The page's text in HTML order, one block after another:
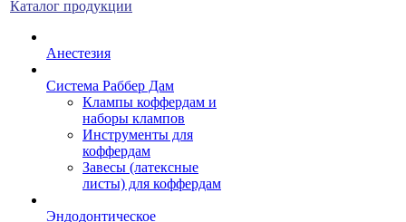
Каталог продукции
Анестезия
Система Раббер Дам
Клампы коффердам и
наборы клампов
Инструменты для
коффердам
Завесы (латексные
листы) для коффердам
Эндодонтическое